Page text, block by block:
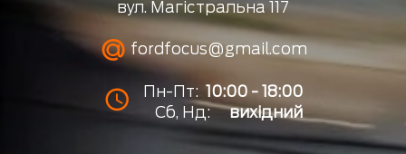
вул. Магістральна 117
fordfocus@gmail.com
Пн-Пт: 10:00 - 18:00
Сб, Нд:
вихідний